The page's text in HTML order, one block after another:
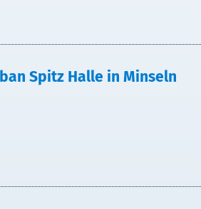
Spitz Halle in Minseln